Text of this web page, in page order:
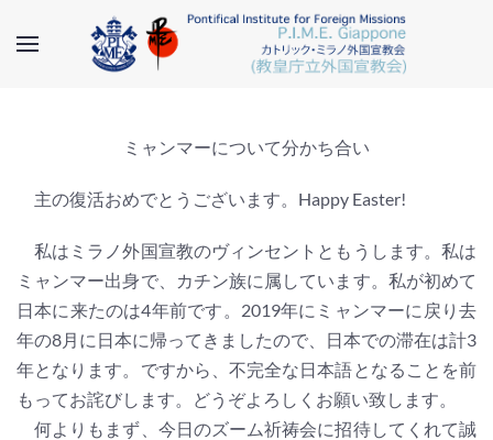
ミャンマーについて分かち合い
主の復活おめでとうございます。Happy Easter!
私はミラノ外国宣教のヴィンセントともうします。私は
ミャンマー出身で、カチン族に属しています。私が初めて
日本に来たのは4年前です。2019年にミャンマーに戻り去
年の8月に日本に帰ってきましたので、日本での滞在は計3
年となります。ですから、不完全な日本語となることを前
もってお詫びします。どうぞよろしくお願い致します。
何よりもまず、今日のズーム祈祷会に招待してくれて誠